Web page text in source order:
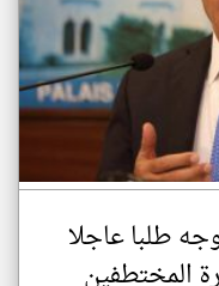
طلبا عاجلا
المختطفين